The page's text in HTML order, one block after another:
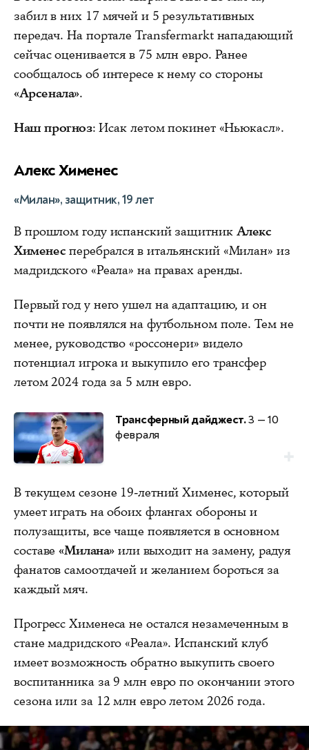
забил в них 17 мячей и 5 результативных
передач. На портале Transfermarkt нападающий
сейчас оценивается в 75 млн евро. Ранее
сообщалось об интересе к нему со стороны
«Арсенала».
Наш прогноз: Исак летом покинет «Ньюкасл».
Алекс Хименес
«Милан», защитник, 19 лет
В прошлом году испанский защитник Алекс
Хименес перебрался в итальянский «Милан» из
мадридского «Реала» на правах аренды.
Первый год у него ушел на адаптацию, и он
почти не появлялся на футбольном поле. Тем не
менее, руководство «россонери» видело
потенциал игрока и выкупило его трансфер
летом 2024 года за 5 млн евро.
Трансферный дайджест.3 — 10
февраля
В текущем сезоне 19-летний Хименес, который
умеет играть на обоих флангах обороны и
полузащиты, все чаще появляется в основном
составе«Милана» или выходит на замену, радуя
фанатов самоотдачей и желанием бороться за
каждый мяч.
Прогресс Хименеса не остался незамеченным в
стане мадридского «Реала». Испанский клуб
имеет возможность обратно выкупить своего
воспитанника за 9 млн евро по окончании этого
сезона или за 12 млн евро летом 2026 года.